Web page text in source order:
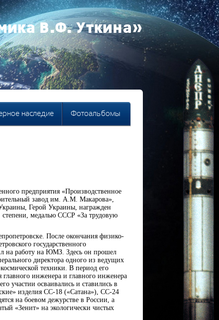
В.Ф. Уткина»
наследие Фотоальбомы
предприятия «Производственное
завод им. А.М. Макарова»,
Герой Украины, награжден
медалью СССР «За трудовую
После окончания физико-
государственного
на работу на ЮМЗ. Здесь он прошел
директора одного из ведущих
техники. В период его
главного инженера и главного инженера
участии осваивались и ставились в
изделия СС-18 («Сатана»), СС-24
на боевом дежурстве в России, а
«Зенит» на экологически чистых